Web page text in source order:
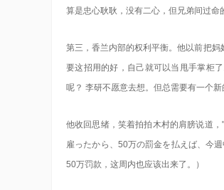
算是忠心耿耿，没有二心，但兄弟间过
第三，香兰内部的权利平衡。他以前把
要这招用的好，自己就可以当甩手掌柜
呢？ 李研不愿意去想。但总需要有一个新
他收回思绪，笑着拍拍木村的肩膀说道
雇ったから、50万の罰金を払えば、今
50万罚款，这周内也应该出来了。）